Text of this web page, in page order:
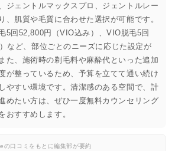
ジェントルマックスプロ、ジェントルレー
、肌質や毛質に合わせた選択が可能です。
5回52,800円（VIO込み）、VIO脱毛5回
など、部位ごとのニーズに応じた設定が
た、施術時の剃毛料や麻酔代といった追加
が整っているため、予算を立てて通い続け
やすい環境です。清潔感のある空間で、計
めたい方は、ぜひ一度無料カウンセリング
おすすめします。
の口コミをもとに編集部が要約